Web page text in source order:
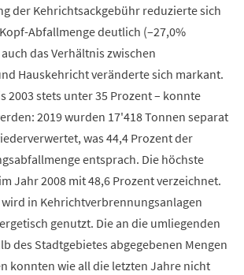
der Kehrichtsackgebühr reduzierte sich
Abfallmenge deutlich (–27,0%
das Verhältnis zwischen
Hauskehricht veränderte sich markant.
2003 stets unter 35 Prozent – konnte
2019 wurden 17'418 Tonnen separat
was 44,4 Prozent der
entsprach. Die höchste
Jahr 2008 mit 48,6 Prozent verzeichnet.
in Kehrichtverbrennungsanlagen
genutzt. Die an die umliegenden
des Stadtgebietes abgegebenen Mengen
konnten wie all die letzten Jahre nicht